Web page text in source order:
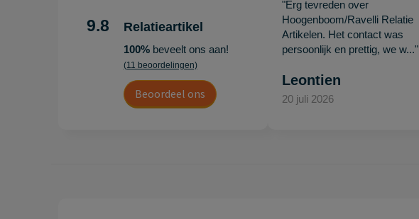
9.8 Relatieartikel
100%beveelt ons aan!
(11 beoordelingen)
Beoordeel ons
"Erg tevreden over
Hoogenboom/Ravelli Relatie
Artikelen. Het contact was
persoonlijk en prettig, we w..."
Leontien
20 juli 2026